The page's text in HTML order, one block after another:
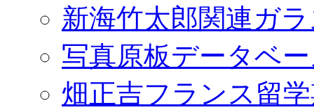
新海竹太郎関連ガ
写真原板データベ
畑正吉フランス留